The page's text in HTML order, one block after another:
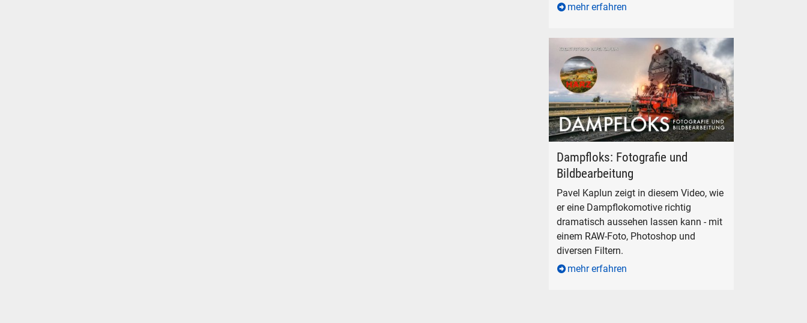
mehr erfahren
Dampfloks: Fotografie und
Bildbearbeitung
Pavel Kaplun zeigt in diesem Video, wie
er eine Dampflokomotive richtig
dramatisch aussehen lassen kann - mit
einem RAW-Foto, Photoshop und
diversen Filtern.
mehr erfahren